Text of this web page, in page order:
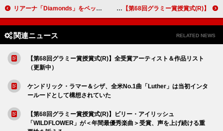
リアーナ「Diamonds」をペッパピッグがカバー、BTSほか楽曲収録の『Peppa Pig Pop』から新MV公開 【第68回グラミー賞授賞式(R)】バッド・バニー『DeBI TiRAR MaS FOToS』が＜年間最優秀アルバム＞受賞、計3部門に輝く
関連ニュース RELATED NEWS
【第68回グラミー賞授賞式(R)】全受賞アーティスト＆作品リスト
（更新中）
ケンドリック・ラマー＆シザ、全米No.1曲「Luther」は当初インタ
ールードとして構想されていた
【第68回グラミー賞授賞式(R)】ビリー・アイリッシュ
「WILDFLOWER」が＜年間最優秀楽曲＞受賞、声を上げ続ける重